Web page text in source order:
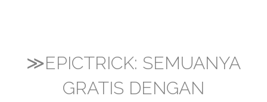
≫EPICTRICK: SEMUANYA
GRATIS DENGAN